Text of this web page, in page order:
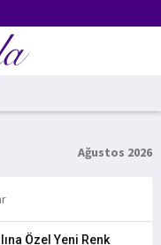
Ağustos 2026
Özel Yeni Renk